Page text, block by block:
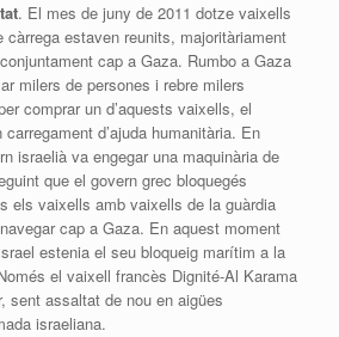
. El mes de juny de 2011 dotze vaixells
estaven reunits, majoritàriament
cap a Gaza. Rumbo a Gaza
milers de persones i rebre milers
comprar un d’aquests vaixells, el
d’ajuda humanitària. En
israelià va engegar una maquinària de
que el govern grec bloquegés
els vaixells amb vaixells de la guàrdia
cap a Gaza. En aquest moment
estenia el seu bloqueig marítim a la
el vaixell francès Dignité-Al Karama
sent assaltat de nou en aigües
israeliana.